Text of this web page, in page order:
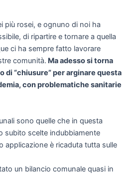
più rosei, e ognuno di noi ha
di ripartire e tornare a quella
ci ha sempre fatto lavorare
comunità. Ma adesso si torna
di “chiusure” per arginare questa
con problematiche sanitarie
sono quelle che in questa
subito scelte indubbiamente
applicazione è ricaduta tutta sulle
un bilancio comunale quasi in